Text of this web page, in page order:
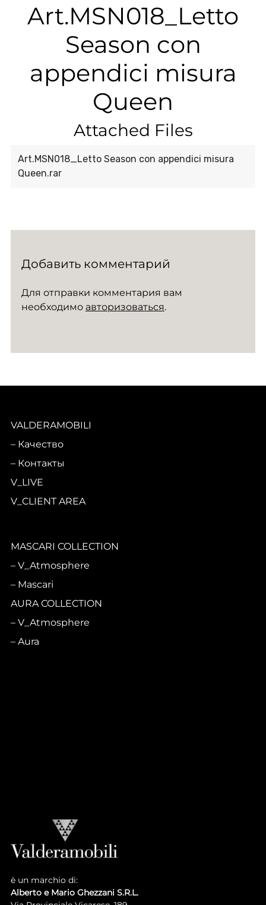
Art.MSN018_Letto
Season con
appendici misura
Queen
Attached Files
Art.MSN018_Letto Season con appendici misura
Queen.rar
Добавить комментарий
Для отправки комментария вам
необходимо авторизоваться.
VALDERAMOBILI
Качество
Контакты
V_LIVE
V_CLIENT AREA
MASCARI COLLECTION
V_Atmosphere
Mascari
AURA COLLECTION
V_Atmosphere
Aura
è un marchio di:
Alberto e Mario Ghezzani S.R.L.